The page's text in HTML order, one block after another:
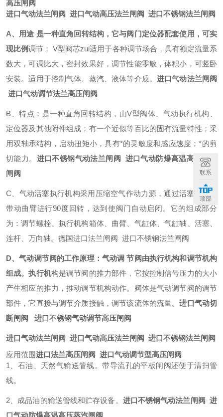
高压闸阀
进口气动法兰闸阀 进口气动高压法兰闸阀 进口不锈钢法兰闸阀
A、用途 是一种直角回转结构，它与阀门定位器配套使用，可实
现比例调节； V型阀芯zui适用于各种调节场合，具有额定流量系
数大，可调比大，密封效果好，调节性能零敏，体积小，可竖卧
安装。适用于控制气体、蒸汽、液体等介质。 进口气动法兰闸阀
进口气动调节法兰高压闸阀
B、特点：是一种直角回转结构，由V型阀体、气动执行机构、
定位器及其他附件组成；有一个近似等百比的固有流量特性；采
用双轴承结构，启动扭矩小，具有*的灵敏度和感应速度；*的剪
切能力。 进口不锈钢气动法兰闸阀 进口气动防爆高温高压蒸汽
闸阀
C、气动活塞执行机构采用压缩空气作动力源，通过活塞的运动
带动曲臂进行90度回转，达到使阀门自动启闭。它的组成部分
为：调节螺栓、执行机构箱体、曲臂、气缸体、气缸轴、活塞、
连杆、万向轴。德国进口法兰闸阀 进口不锈钢法兰闸阀
D、气动调节阀的工作原理：气动调 节阀由执行机构和调节机构
组成。执行机构是调节阀的推力部件，它按控制信号压力的大小
产生相应的推力，推动调节机构动作。阀体是气动调节阀的调节
部件，它直接与调节介质接触，调节该流体的流量。进口气动切
断闸阀 进口不锈钢气动调节高压闸阀
进口气动法兰闸阀 进口气动高压法兰闸阀 进口不锈钢法兰闸阀
应用范围进口法兰高压闸阀 进口气动调节型高压闸阀
1、石油、天然气输送管线。带导流孔的平板闸阀还便于清扫管
线。
2、成品油的输送管线和贮存设备。 进口不锈钢气动法兰闸阀 进
口气动防爆高温高压蒸汽闸阀
联系
顶部